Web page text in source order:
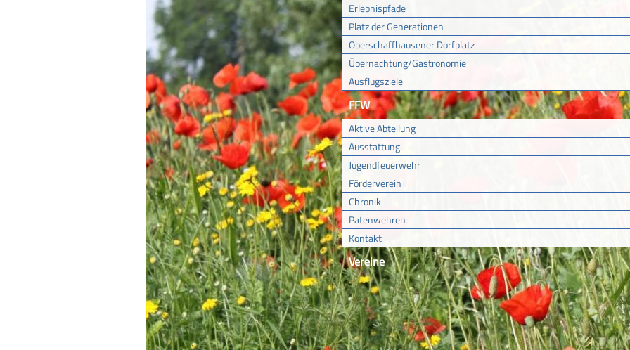
Erlebnispfade
Platz der Generationen
Oberschaffhausener Dorfplatz
Übernachtung/Gastronomie
Ausflugsziele
FFW
Aktive Abteilung
Ausstattung
Jugendfeuerwehr
Förderverein
Chronik
Patenwehren
Kontakt
Vereine